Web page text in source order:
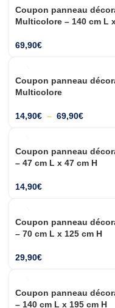
Coupon panneau
Multicolore – 140 cm L
69,90€
Coupon panneau
Multicolore
14,90€ – 69,90€
Coupon panneau
– 47 cm L x 47 cm H
14,90€
Coupon panneau
– 70 cm L x 125 cm H
29,90€
Coupon panneau
– 140 cm L x 195 cm H